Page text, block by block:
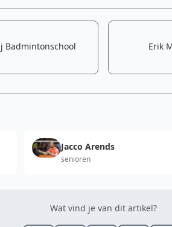
Badmintonschool
Erik
Jacco Arends
senioren
Wat vind je van dit artikel?